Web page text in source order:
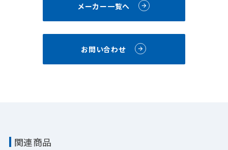
メーカー一覧へ
お問い合わせ
関連商品